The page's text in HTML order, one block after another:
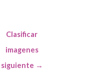
Clasificar
imagenes
siguiente →